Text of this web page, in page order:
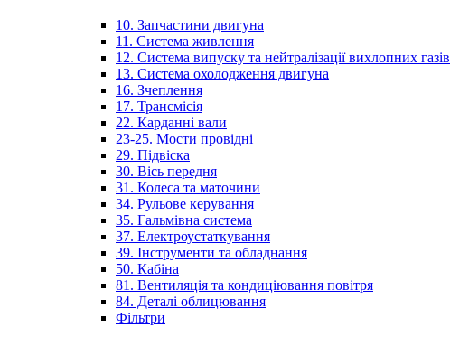
10. Запчастини двигуна
11. Система живлення
12. Система випуску та нейтралізації вихлопних газів
13. Система охолодження двигуна
16. Зчеплення
17. Трансмісія
22. Карданні вали
23-25. Мости провідні
29. Підвіска
30. Вісь передня
31. Колеса та маточини
34. Рульове керування
35. Гальмівна система
37. Електроустаткування
39. Інструменти та обладнання
50. Кабіна
81. Вентиляція та кондиціювання повітря
84. Деталі облицювання
Фільтри